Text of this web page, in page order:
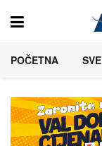
POČETNA